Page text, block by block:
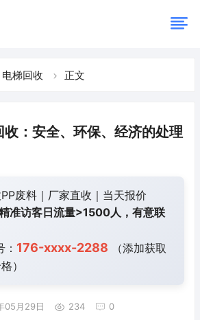
电梯回收 正文
：安全、环保、经济的处理
废料｜厂家直收｜当天报价
准访客日流量>1500人，有意联
176-xxxx-2288 （添加获取
）
05月29日 234 0